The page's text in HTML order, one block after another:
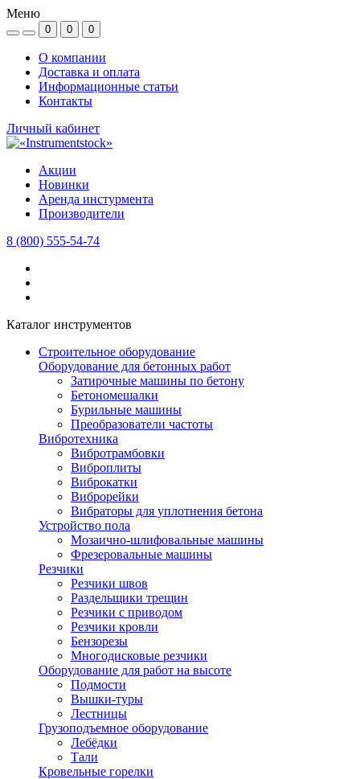
Меню
0 0 0
О компании
Доставка и оплата
Информационные статьи
Контакты
Личный кабинет
Акции
Новинки
Аренда инстурмента
Производители
8 (800) 555-54-74
Каталог инструментов
Строительное оборудование
Оборудование для бетонных работ
Затирочные машины по бетону
Бетономешалки
Бурильные машины
Преобразователи частоты
Вибротехника
Вибротрамбовки
Виброплиты
Виброкатки
Виброрейки
Вибраторы для уплотнения бетона
Устройство пола
Мозаично-шлифовальные машины
Фрезеровальные машины
Резчики
Резчики швов
Раздельщики трещин
Резчики с приводом
Резчики кровли
Бензорезы
Многодисковые резчики
Оборудование для работ на высоте
Подмости
Вышки-туры
Лестницы
Грузоподъемное оборудование
Лебёдки
Тали
Кровельные горелки